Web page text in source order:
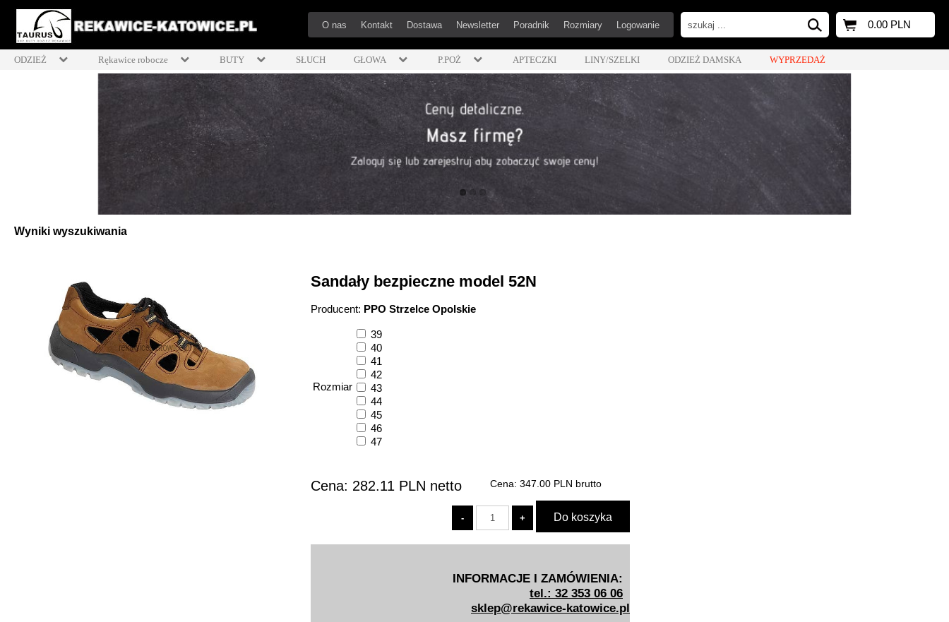
0.00 PLN
O nas Kontakt Dostawa Newsletter Poradnik Rozmiary Logowanie
ODZIEŻ Rękawice robocze BUTY SŁUCH GŁOWA P.POŻ APTECZKI LINY/SZELKI ODZIEŻ DAMSKA WYPRZEDAŻ
Wyniki wyszukiwania
Sandały bezpieczne model 52N
Producent: PPO Strzelce Opolskie
Rozmiar
39
40
41
42
43
44
45
46
47
Cena: 282.11 PLN netto Cena: 347.00 PLN brutto
INFORMACJE I ZAMÓWIENIA:
tel.: 32 353 06 06
sklep@rekawice-katowice.pl